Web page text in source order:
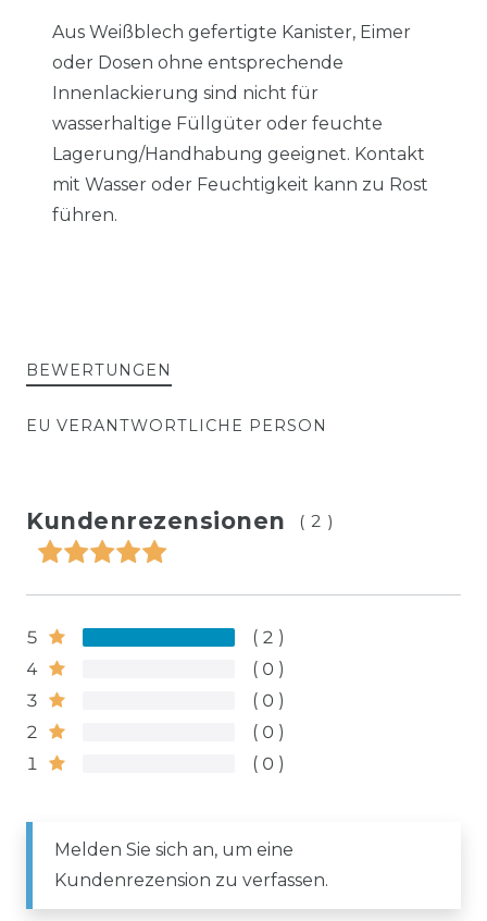
Aus Weißblech gefertigte Kanister, Eimer
oder Dosen ohne entsprechende
Innenlackierung sind nicht für
wasserhaltige Füllgüter oder feuchte
Lagerung/Handhabung geeignet. Kontakt
mit Wasser oder Feuchtigkeit kann zu Rost
führen.
BEWERTUNGEN
EU VERANTWORTLICHE PERSON
Kundenrezensionen (2)
5
2
4
0
3
0
2
0
1
0
Melden Sie sich an, um eine
Kundenrezension zu verfassen.